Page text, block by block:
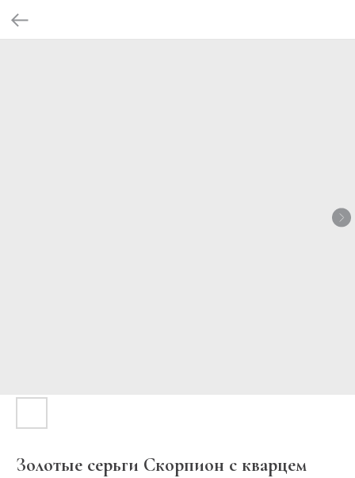
Золотые серьги Скорпион с кварцем